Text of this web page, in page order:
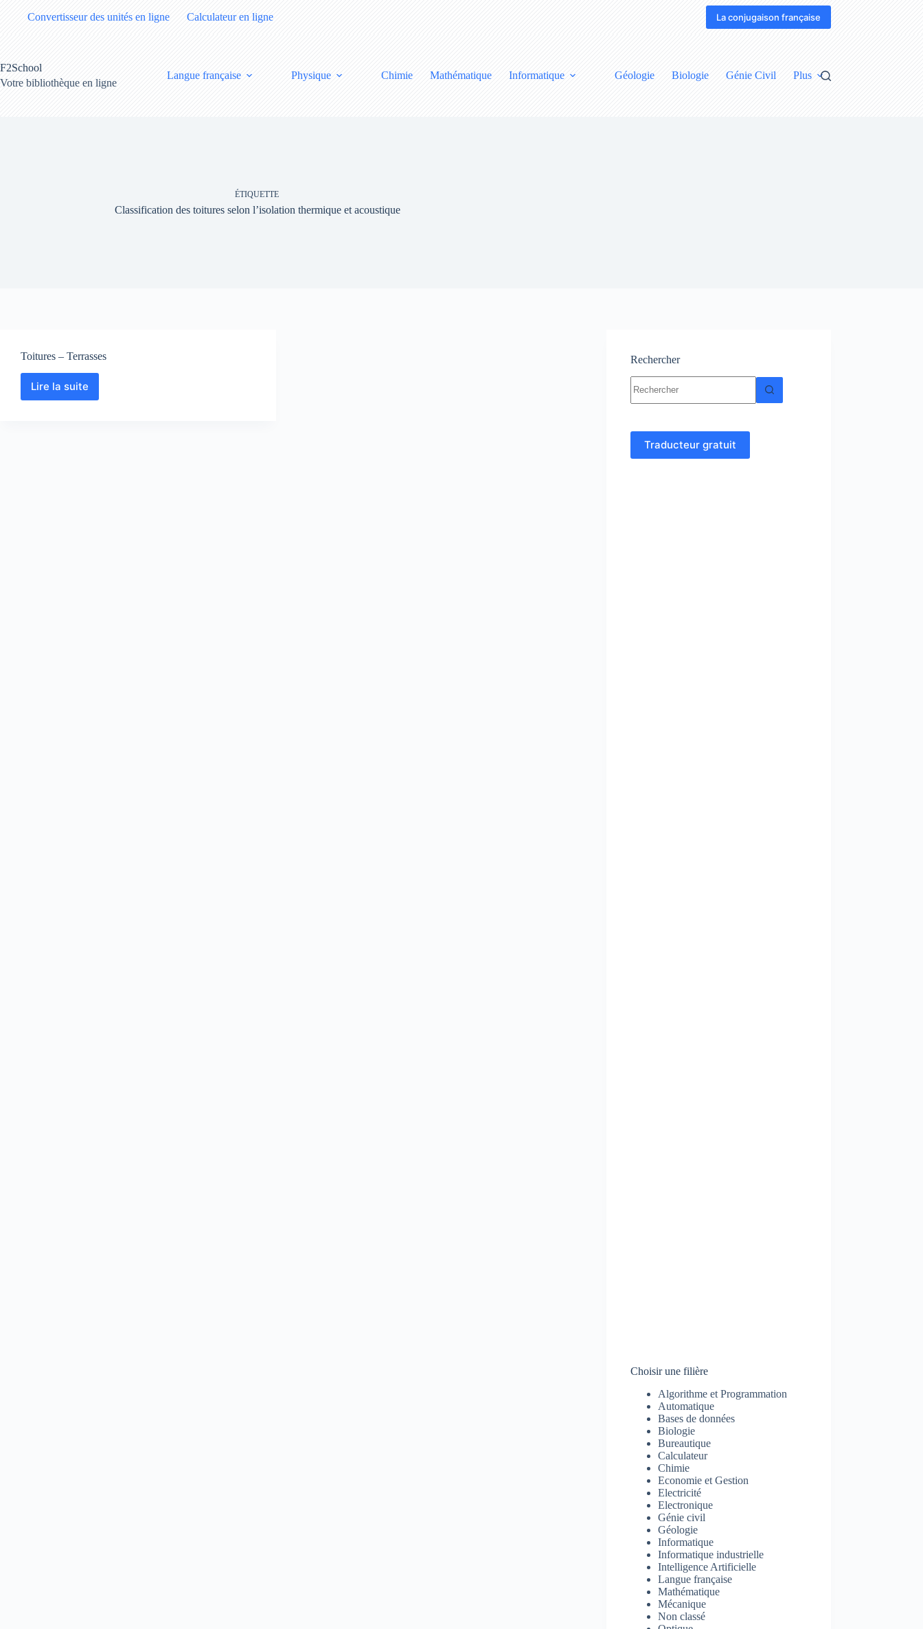
Convertisseur des unités en ligne Calculateur en ligne La conjugaison française
F2School
Votre bibliothèque en ligne
Langue française Physique Chimie Mathématique Informatique Géologie Biologie Génie Civil Plus
ÉTIQUETTE
Classification des toitures selon l’isolation thermique et acoustique
Toitures – Terrasses
Lire la suite
Toitures
Rechercher
résultat
Traducteur gratuit
Choisir une filière
Algorithme et Programmation
Automatique
Bases de données
Biologie
Bureautique
Calculateur
Chimie
Economie et Gestion
Electricité
Electronique
Génie civil
Géologie
Informatique
Informatique industrielle
Intelligence Artificielle
Langue française
Mathématique
Mécanique
Non classé